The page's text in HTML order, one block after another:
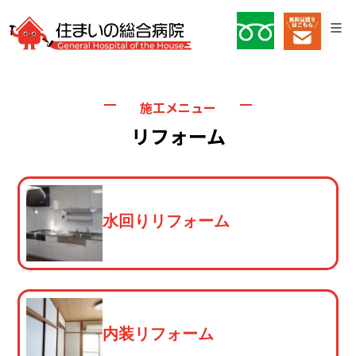
施工メニュー
リフォーム
水回りリフォーム
内装リフォーム